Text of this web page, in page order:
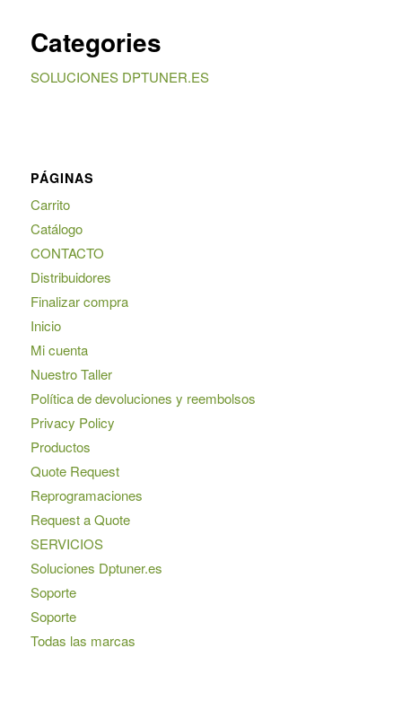
Categories
SOLUCIONES DPTUNER.ES
PÁGINAS
Carrito
Catálogo
CONTACTO
Distribuidores
Finalizar compra
Inicio
Mi cuenta
Nuestro Taller
Política de devoluciones y reembolsos
Privacy Policy
Productos
Quote Request
Reprogramaciones
Request a Quote
SERVICIOS
Soluciones Dptuner.es
Soporte
Soporte
Todas las marcas